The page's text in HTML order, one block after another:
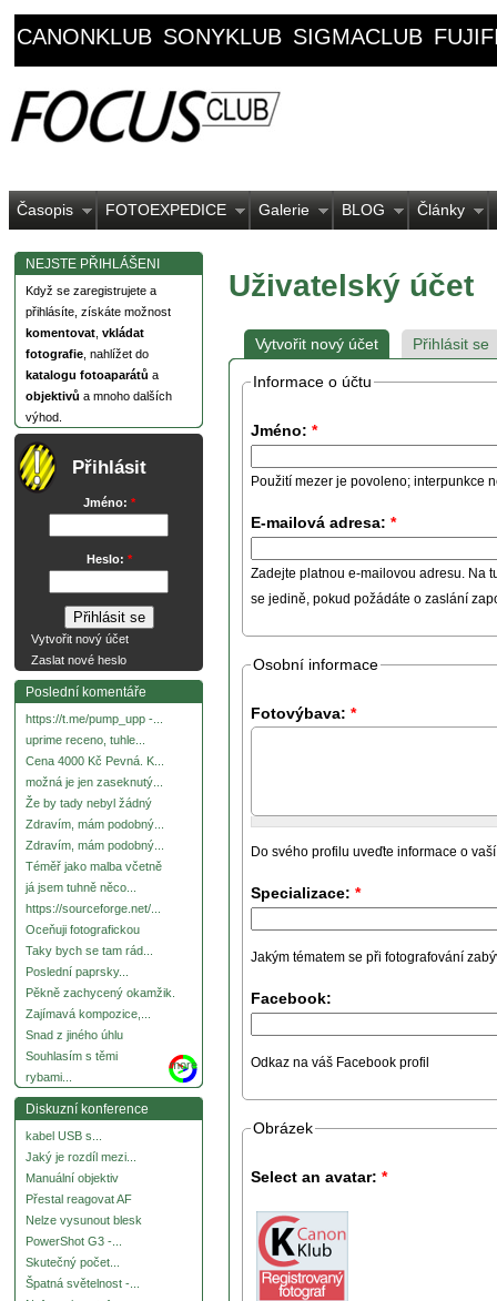
CANONKLUB SONYKLUB SIGMACLUB
Časopis FOTOEXPEDICE Galerie BLOG Články
NEJSTE PŘIHLÁŠENI
Když se zaregistrujete a
přihlásíte, získáte možnost
komentovat vkládat
fotografie , nahlížet do
katalogu fotoaparátů a
objektivů a mnoho dalších
výhod.
Přihlásit
Jméno: *
Heslo: *
Vytvořit nový účet
Zaslat nové heslo
Poslední komentáře
https://t.me/pump_upp -...
uprime receno, tuhle...
Cena 4000 Kč Pevná. K...
možná je jen zaseknutý...
Že by tady nebyl žádný
Zdravím, mám podobný...
Zdravím, mám podobný...
Téměř jako malba včetně
já jsem tuhně něco...
https://sourceforge.net/...
Oceňuji fotografickou
Taky bych se tam rád...
Poslední paprsky...
Pěkně zachycený okamžik.
Zajímavá kompozice,...
Snad z jiného úhlu
Souhlasím s těmi
rybami...
more
Diskuzní konference
kabel USB s...
Jaký je rozdíl mezi...
Manuální objektiv
Přestal reagovat AF
Nelze vysunout blesk
PowerShot G3 -...
Skutečný počet...
Špatná světelnost -...
Uživatelský účet
Vytvořit nový účet Přihlásit se
Informace o účtu
Jméno: *
Použití mezer je povoleno; interpunkce
E-mailová adresa: *
Zadejte platnou e-mailovou adresu. Na
se jedině, pokud požádáte o zaslání
Osobní informace
Fotovýbava: *
Do svého profilu uveďte informace o
Specializace: *
Jakým tématem se při fotografování
Facebook:
Odkaz na váš Facebook profil
Obrázek
Select an avatar: *